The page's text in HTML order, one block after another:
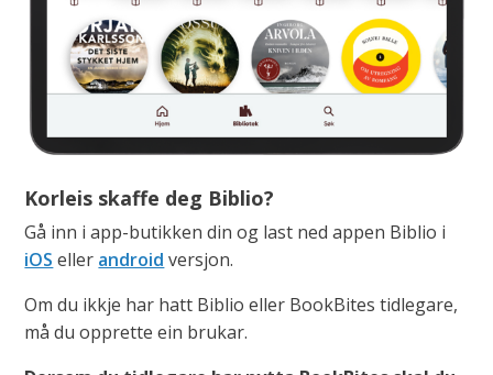
Korleis skaffe deg Biblio?
Gå inn i app-butikken din og last ned appen Biblio i
iOS eller android versjon.
Om du ikkje har hatt Biblio eller BookBites tidlegare,
må du opprette ein brukar.